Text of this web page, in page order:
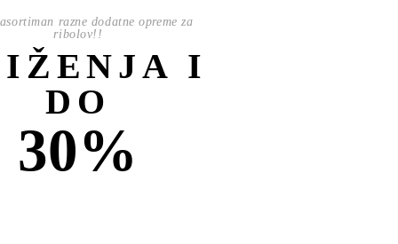
razne dodatne opreme za
ribolov!!
I
DO
30%